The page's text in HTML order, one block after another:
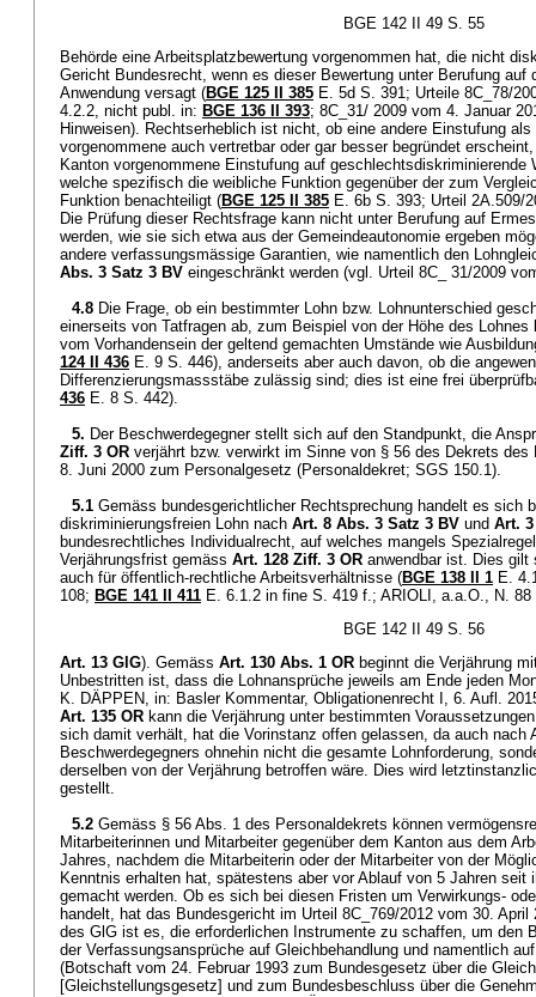
BGE 142 II 49 S. 55
Behörde eine Arbeitsplatzbewertung vorgenommen hat, die nicht
Gericht Bundesrecht, wenn es dieser Bewertung unter Berufung
Anwendung versagt (BGE 125 II 385 E. 5d S. 391; Urteile 8C_78/
4.2.2, nicht publ. in: BGE 136 II 393; 8C_31/ 2009 vom 4. Januar
Hinweisen). Rechtserheblich ist nicht, ob eine andere Einstufung
vorgenommene auch vertretbar oder gar besser begründet
Kanton vorgenommene Einstufung auf geschlechtsdiskriminierende
welche spezifisch die weibliche Funktion gegenüber der zum
Funktion benachteiligt (BGE 125 II 385 E. 6b S. 393; Urteil 2A.509/
Die Prüfung dieser Rechtsfrage kann nicht unter Berufung auf
werden, wie sie sich etwa aus der Gemeindeautonomie ergeben
andere verfassungsmässige Garantien, wie namentlich den
Abs. 3 Satz 3 BV eingeschränkt werden (vgl. Urteil 8C_ 31/2009
4.8 Die Frage, ob ein bestimmter Lohn bzw. Lohnunterschied
einerseits von Tatfragen ab, zum Beispiel von der Höhe des Lohnes
vom Vorhandensein der geltend gemachten Umstände wie
124 II 436 E. 9 S. 446), anderseits aber auch davon, ob die
Differenzierungsmassstäbe zulässig sind; dies ist eine frei
436 E. 8 S. 442).
5. Der Beschwerdegegner stellt sich auf den Standpunkt, die
Ziff. 3 OR verjährt bzw. verwirkt im Sinne von § 56 des Dekrets
8. Juni 2000 zum Personalgesetz (Personaldekret; SGS 150.1).
5.1 Gemäss bundesgerichtlicher Rechtsprechung handelt es sich
diskriminierungsfreien Lohn nach Art. 8 Abs. 3 Satz 3 BV und Art.
bundesrechtliches Individualrecht, auf welches mangels
Verjährungsfrist gemäss Art. 128 Ziff. 3 OR anwendbar ist. Dies gilt
auch für öffentlich-rechtliche Arbeitsverhältnisse (BGE 138 II 1 E.
108; BGE 141 II 411 E. 6.1.2 in fine S. 419 f.; ARIOLI, a.a.O., N. 88
BGE 142 II 49 S. 56
Art. 13 GlG). Gemäss Art. 130 Abs. 1 OR beginnt die Verjährung
Unbestritten ist, dass die Lohnansprüche jeweils am Ende jeden
K. DÄPPEN, in: Basler Kommentar, Obligationenrecht I, 6. Aufl.
Art. 135 OR kann die Verjährung unter bestimmten
sich damit verhält, hat die Vorinstanz offen gelassen, da auch nach
Beschwerdegegners ohnehin nicht die gesamte Lohnforderung,
derselben von der Verjährung betroffen wäre. Dies wird
gestellt.
5.2 Gemäss § 56 Abs. 1 des Personaldekrets können
Mitarbeiterinnen und Mitarbeiter gegenüber dem Kanton aus dem
Jahres, nachdem die Mitarbeiterin oder der Mitarbeiter von der
Kenntnis erhalten hat, spätestens aber vor Ablauf von 5 Jahren seit
gemacht werden. Ob es sich bei diesen Fristen um Verwirkungs-
handelt, hat das Bundesgericht im Urteil 8C_769/2012 vom 30.
des GlG ist es, die erforderlichen Instrumente zu schaffen, um den
der Verfassungsansprüche auf Gleichbehandlung und namentlich
(Botschaft vom 24. Februar 1993 zum Bundesgesetz über die
[Gleichstellungsgesetz] und zum Bundesbeschluss über die